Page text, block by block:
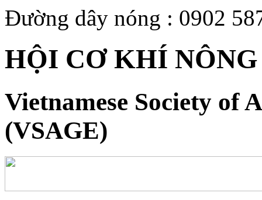
Đường dây nóng : 0902
HỘI CƠ KHÍ
Vietnamese Society of
(VSAGE)